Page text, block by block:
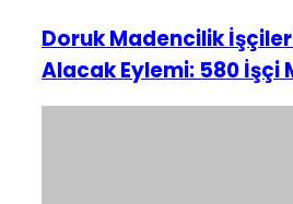
Doruk Madencilik
Alacak Eylemi: 580 İşçi